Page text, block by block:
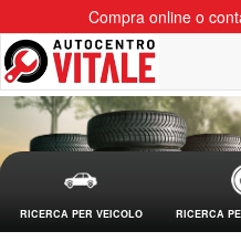
Compra online o
RICERCA PER VEICOLO RICERCA